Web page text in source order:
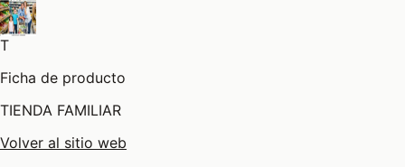
T
Ficha de producto
TIENDA FAMILIAR
Volver al sitio web